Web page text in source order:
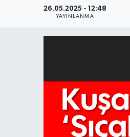
26.05.2025 - 12:48
YAYINLANMA
Kültür Sanat
Son Dakika Haberleri